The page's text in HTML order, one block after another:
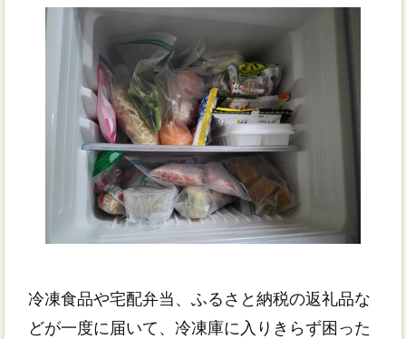
冷凍食品や宅配弁当、ふるさと納税の返礼品な
どが一度に届いて、冷凍庫に入りきらず困った